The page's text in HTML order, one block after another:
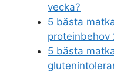
vecka?
5 bästa
proteinbehov
5 bästa